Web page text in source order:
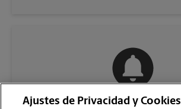
Ajustes de Privacidad y Cookies